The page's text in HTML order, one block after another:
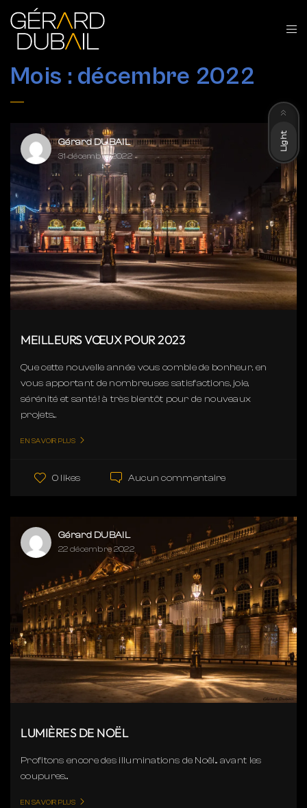
Mois : décembre 2022
Gérard DUBAIL
31 décembre 2022
MEILLEURS VŒUX POUR 2023
Que cette nouvelle année vous comble de bonheur, en
vous apportant de nombreuses satisfactions, joie,
sérénité et santé ! à très bientôt pour de nouveaux
projets...
EN SAVOIR PLUS
0 likes Aucun commentaire
Gérard DUBAIL
22 décembre 2022
LUMIÈRES DE NOËL
Profitons encore des illuminations de Noël... avant les
coupures...
EN SAVOIR PLUS
Light
Dark